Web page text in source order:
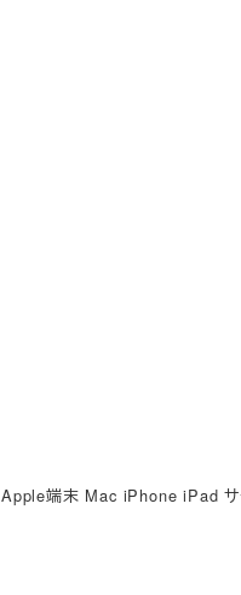
Apple端末 Mac iPhone iPad サ